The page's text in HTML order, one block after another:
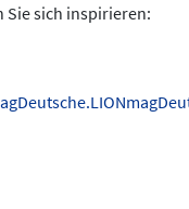
Sie sich inspirieren: